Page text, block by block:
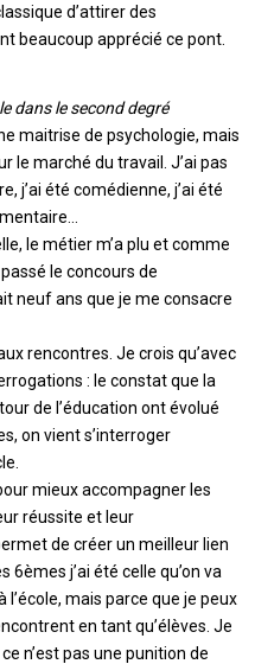
d’attirer des
beaucoup apprécié ce pont.
dans le second degré
maitrise de psychologie, mais
le marché du travail. J’ai pas
j’ai été comédienne, j’ai été
le métier m’a plu et comme
le concours de
neuf ans que je me consacre
rencontres. Je crois qu’avec
: le constat que la
de l’éducation ont évolué
on vient s’interroger
mieux accompagner les
réussite et leur
de créer un meilleur lien
6èmes j’ai été celle qu’on va
l’école, mais parce que je peux
en tant qu’élèves. Je
n’est pas une punition de